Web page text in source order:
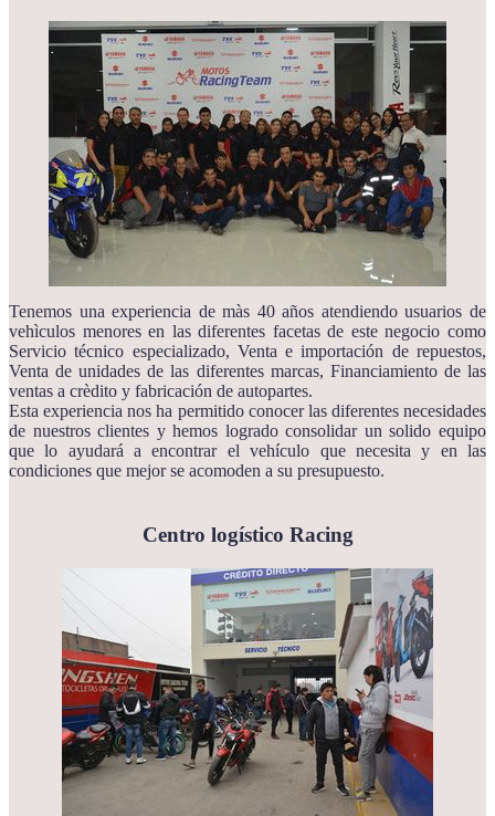
Tenemos una experiencia de màs 40 años atendiendo usuarios de
vehìculos menores en las diferentes facetas de este negocio como
Servicio técnico especializado, Venta e importación de repuestos,
Venta de unidades de las diferentes marcas, Financiamiento de las
ventas a crèdito y fabricación de autopartes.
Esta experiencia nos ha permitido conocer las diferentes necesidades
de nuestros clientes y hemos logrado consolidar un solido equipo
que lo ayudará a encontrar el vehículo que necesita y en las
condiciones que mejor se acomoden a su presupuesto.
Centro logístico Racing